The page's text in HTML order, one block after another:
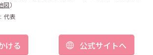
図）
代表
ける 公式サイトへ